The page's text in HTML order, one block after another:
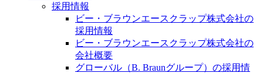
販売代理店さま向け情報​
「水頭症」とはどのような疾患なのでしょう。成人に
多い水頭症と、小児に多い水頭症の特徴と症状、検査
や治療法など「水頭症」の概要を知っていただくこと
ができます。
採用情報
ビー・ブラウンエースクラップ株式会社の
採用情報
ビー・ブラウンエースクラップ株式会社の
会社概要
グローバル（B. Braunグループ）の採用情